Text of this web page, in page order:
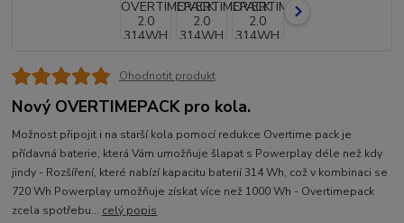
Ohodnotit produkt
Nový OVERTIMEPACK pro kola.
Možnost připojit i na starší kola pomocí redukce Overtime pack je
přídavná baterie, která Vám umožňuje šlapat s Powerplay déle než kdy
jindy - Rozšíření, které nabízí kapacitu baterií 314 Wh, což v kombinaci se
720 Wh Powerplay umožňuje získat více než 1000 Wh - Overtimepack
zcela spotřebu... celý popis